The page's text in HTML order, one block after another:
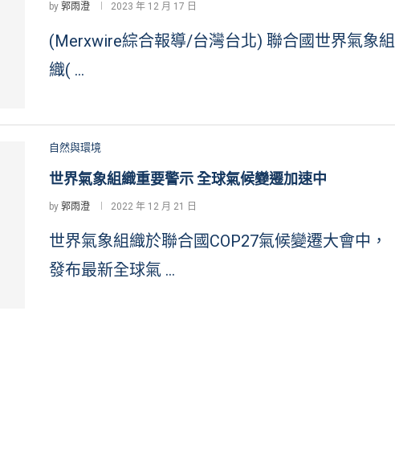
by 郭雨澄 2023 年 12 月 17 日
(Merxwire綜合報導/台灣台北) 聯合國世界氣象組
織( …
自然與環境
世界氣象組織重要警示 全球氣候變遷加速中
by 郭雨澄 2022 年 12 月 21 日
世界氣象組織於聯合國COP27氣候變遷大會中，
發布最新全球氣 …